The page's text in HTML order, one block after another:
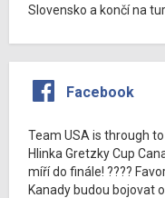
Slovensko a končí na
Facebook
Team USA is through
Hlinka Gretzky Cup
míří do finále! ????
Kanady budou bojovat